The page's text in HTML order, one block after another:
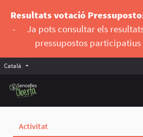
Resultats votació
-
Ja pots consultar els
pressupostos participatius
Català Triar la llengua
Activitat